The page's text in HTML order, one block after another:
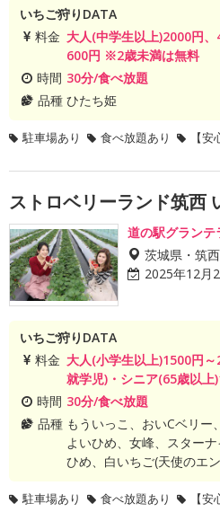
いちご狩りDATA
料金 大人(中学生以上)2000円
600円 ※2歳未満は無料
時間 30分/食べ放題
品種 ひたち姫
駐車場あり 食べ放題あり 【
ストロベリーランド筑西
道の駅グランテ
茨城県・筑
2025年12月
いちご狩りDATA
料金 大人(小学生以上)1500円
就学児)・シニア(65歳以上
時間 30分/食べ放題
品種 もういっこ、おいCベリ
よいひめ、女峰、スター
ひめ、白いちご(天使のエ
駐車場あり 食べ放題あり 【